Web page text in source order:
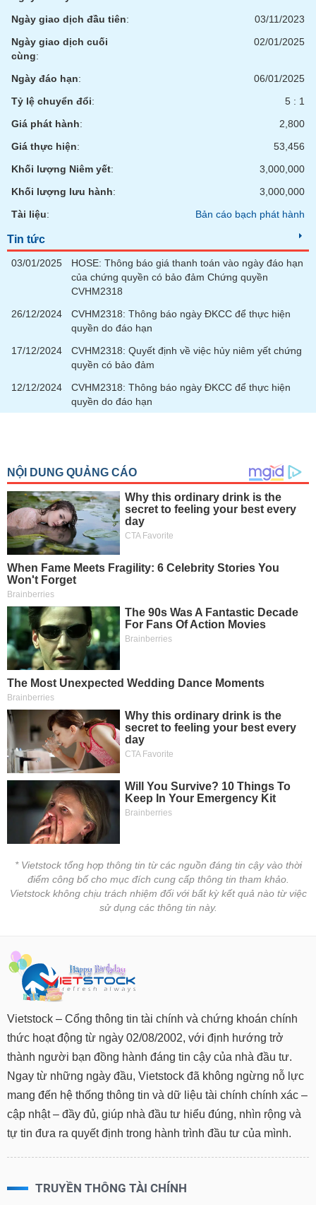
Ngày giao dịch đầu tiên:
03/11/2023
Ngày giao dịch cuối
cùng:
02/01/2025
Ngày đáo hạn:
06/01/2025
Tỷ lệ chuyển đổi:
5 : 1
Giá phát hành:
2,800
Giá thực hiện:
53,456
Khối lượng Niêm yết:
3,000,000
Khối lượng lưu hành:
3,000,000
Tài liệu: Bản cáo bạch phát hành
Tin tức
03/01/2025
HOSE: Thông báo giá thanh toán vào ngày đáo hạn
của chứng quyền có bảo đảm Chứng quyền
CVHM2318
26/12/2024
CVHM2318: Thông báo ngày ĐKCC để thực hiện
quyền do đáo hạn
17/12/2024
CVHM2318: Quyết định về việc hủy niêm yết chứng
quyền có bảo đảm
12/12/2024
CVHM2318: Thông báo ngày ĐKCC để thực hiện
quyền do đáo hạn
* Vietstock tổng hợp thông tin từ các nguồn đáng tin cậy vào thời
điểm công bố cho mục đích cung cấp thông tin tham khảo.
Vietstock không chịu trách nhiệm đối với bất kỳ kết quả nào từ việc
sử dụng các thông tin này.
Vietstock – Cổng thông tin tài chính và chứng khoán chính
thức hoạt động từ ngày 02/08/2002, với định hướng trở
thành người bạn đồng hành đáng tin cậy của nhà đầu tư.
Ngay từ những ngày đầu, Vietstock đã không ngừng nỗ lực
mang đến hệ thống thông tin và dữ liệu tài chính chính xác –
cập nhật – đầy đủ, giúp nhà đầu tư hiểu đúng, nhìn rộng và
tự tin đưa ra quyết định trong hành trình đầu tư của mình.
TRUYỀN THÔNG TÀI CHÍNH